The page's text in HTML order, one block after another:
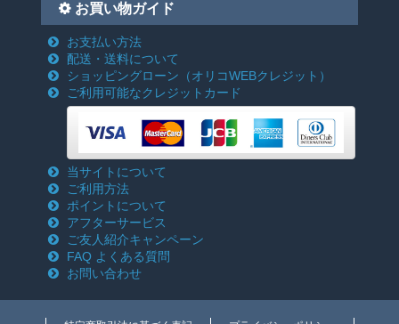
お買い物ガイド
お支払い方法
配送・送料について
ショッピングローン （オリコWEBクレジット）
ご利用可能なクレジットカード
当サイトについて
ご利用方法
ポイントについて
アフターサービス
ご友人紹介キャンペーン
FAQ よくある質問
お問い合わせ